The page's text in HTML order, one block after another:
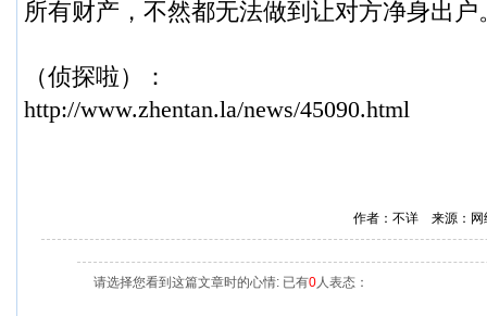
所有财产，不然都无法做到让对方净身出户
（侦探啦）：
http://www.zhentan.la/news/45090.html
作者：不详 来源：
请选择您看到这篇文章时的心情: 已有0人表态：